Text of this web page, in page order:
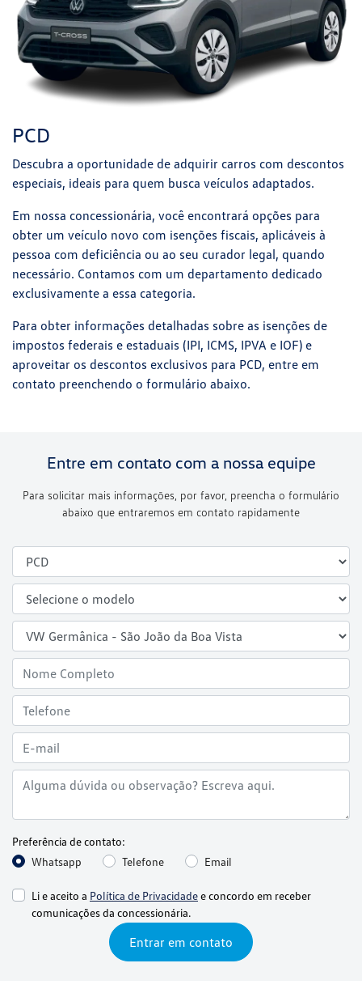
PCD
Descubra a oportunidade de adquirir carros com descontos
especiais, ideais para quem busca veículos adaptados.
Em nossa concessionária, você encontrará opções para
obter um veículo novo com isenções fiscais, aplicáveis à
pessoa com deficiência ou ao seu curador legal, quando
necessário. Contamos com um departamento dedicado
exclusivamente a essa categoria.
Para obter informações detalhadas sobre as isenções de
impostos federais e estaduais (IPI, ICMS, IPVA e IOF) e
aproveitar os descontos exclusivos para PCD, entre em
contato preenchendo o formulário abaixo.
Entre em contato com a nossa equipe
Para solicitar mais informações, por favor, preencha o formulário
abaixo que entraremos em contato rapidamente
Preferência de contato:
Whatsapp
Telefone Email
Li e aceito a Política de Privacidadee concordo em receber
comunicações da concessionária.
Entrar em contato